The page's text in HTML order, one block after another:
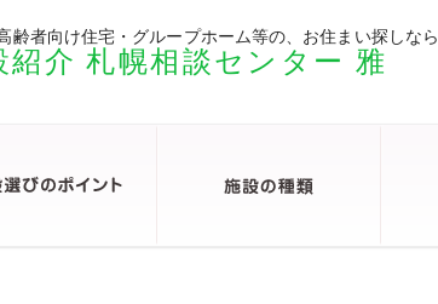
齢者向け住宅・グループホーム等の、お住まい探しなら
紹介 札幌相談センター 雅